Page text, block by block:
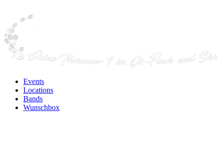
Events
Locations
Bands
Wunschbox